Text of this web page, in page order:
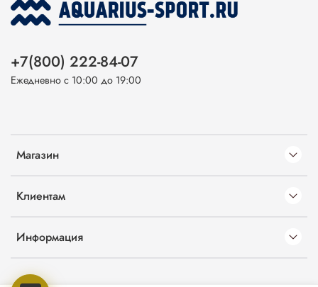
Магазин
Клиентам
Информация
+7(800) 222-84-07
Ежедневно с 10:00 до 19:00